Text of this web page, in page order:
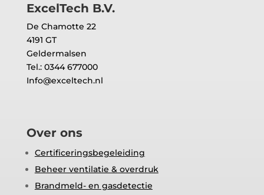
ExcelTech B.V.
De Chamotte 22
4191 GT
Geldermalsen
Tel.: 0344 677000
Info@exceltech.nl
Over ons
Certificeringsbegeleiding
Beheer ventilatie & overdruk
Brandmeld- en gasdetectie